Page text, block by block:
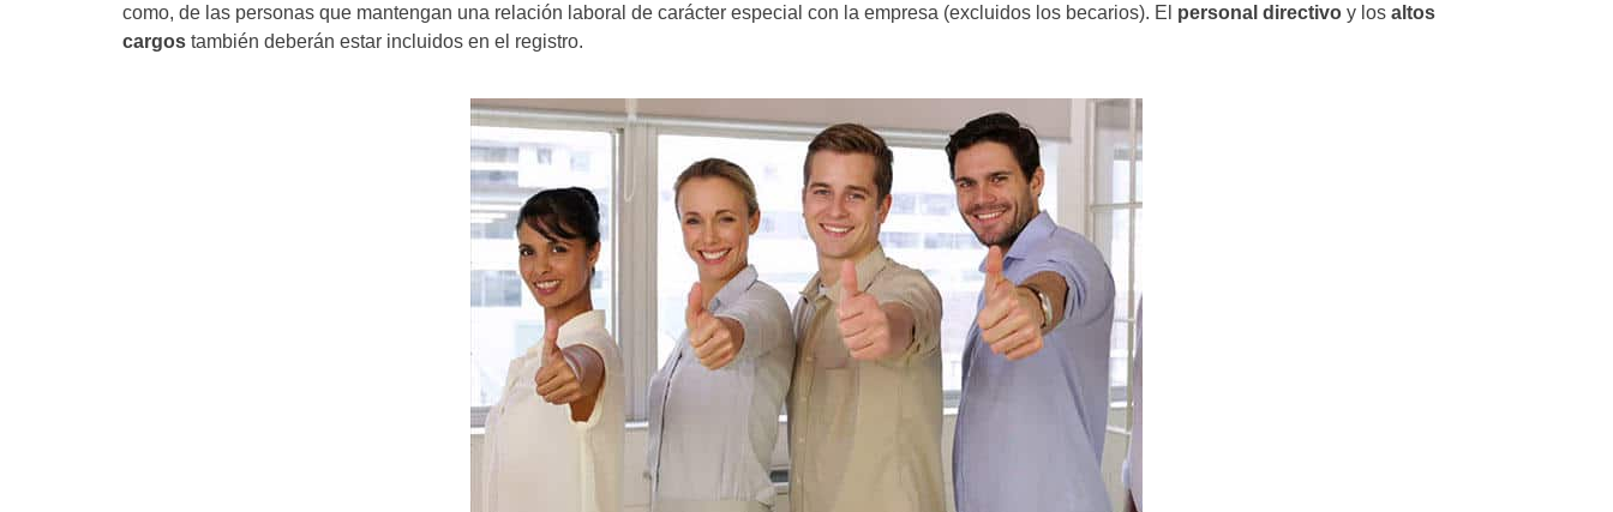
como, de las personas que mantengan una relación laboral de carácter especial con la empresa (excluidos los becarios). El personal directivo y los altos
cargos también deberán estar incluidos en el registro.